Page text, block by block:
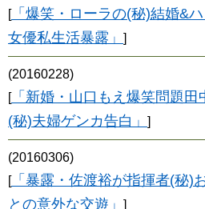
[「爆笑・ローラの(秘)結婚&
女優私生活暴露」 ]
(20160228)
[「新婚・山口もえ爆笑問題田
(秘)夫婦ゲンカ告白」 ]
(20160306)
[「暴露・佐渡裕が指揮者(秘)
との意外な交遊」 ]